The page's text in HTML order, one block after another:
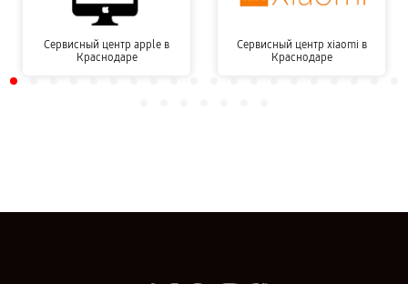
Сервисный центр apple в
Краснодаре
Сервисный центр xiaomi в
Краснодаре